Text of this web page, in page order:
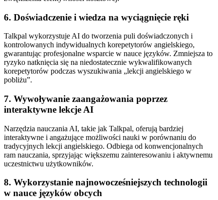
6. Doświadczenie i wiedza na wyciągnięcie ręki
Talkpal wykorzystuje AI do tworzenia puli doświadczonych i
kontrolowanych indywidualnych korepetytorów angielskiego,
gwarantując profesjonalne wsparcie w nauce języków. Zmniejsza to
ryzyko natknięcia się na niedostatecznie wykwalifikowanych
korepetytorów podczas wyszukiwania „lekcji angielskiego w
pobliżu”.
7. Wywoływanie zaangażowania poprzez
interaktywne lekcje AI
Narzędzia nauczania AI, takie jak Talkpal, oferują bardziej
interaktywne i angażujące możliwości nauki w porównaniu do
tradycyjnych lekcji angielskiego. Odbiega od konwencjonalnych
ram nauczania, sprzyjając większemu zainteresowaniu i aktywnemu
uczestnictwu użytkowników.
8. Wykorzystanie najnowocześniejszych technologii
w nauce języków obcych